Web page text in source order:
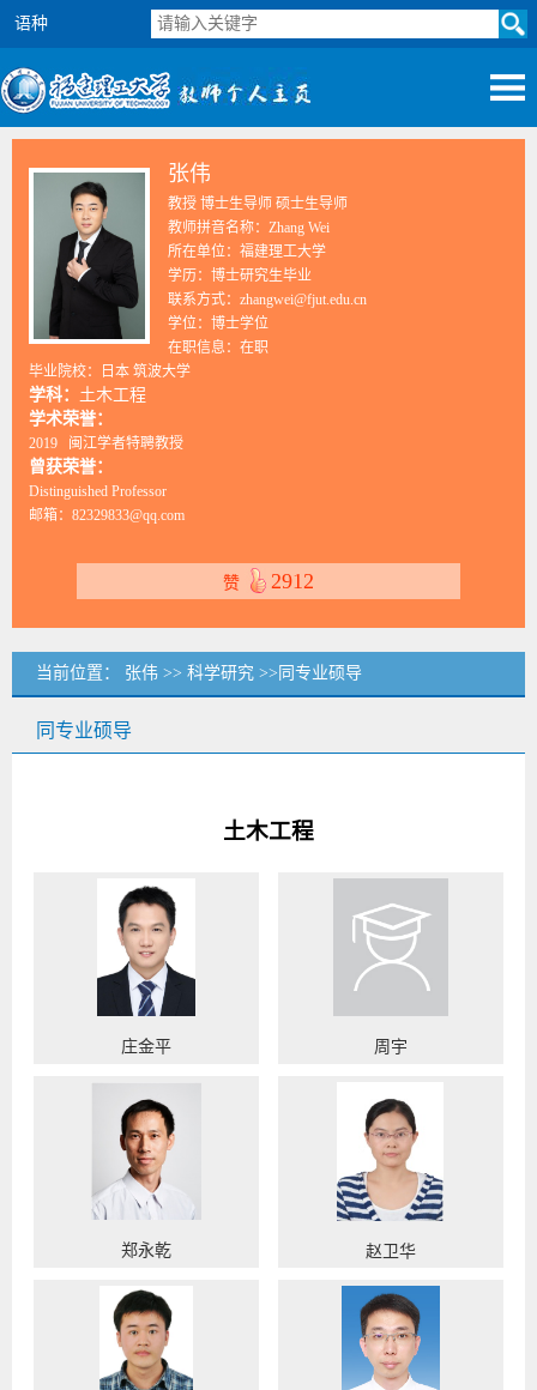
语种
张伟
教授 博士生导师 硕士生导师
教师拼音名称：Zhang Wei
所在单位：福建理工大学
学历：博士研究生毕业
联系方式：zhangwei@fjut.edu.cn
学位：博士学位
在职信息：在职
毕业院校：日本 筑波大学
学科： 土木工程
学术荣誉：
2019 闽江学者特聘教授
曾获荣誉：
Distinguished Professor
邮箱： 82329833@qq.com
赞 2912
当前位置： 张伟 >> 科学研究 >>同专业硕导
同专业硕导
土木工程
庄金平 周宇
郑永乾 赵卫华